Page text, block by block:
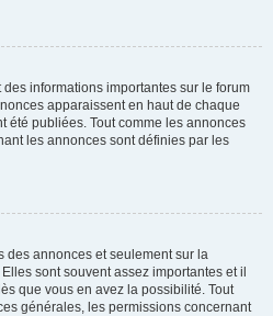
informations importantes sur le forum
apparaissent en haut de chaque
été publiées. Tout comme les annonces
les annonces sont définies par les
des annonces et seulement sur la
sont souvent assez importantes et il
que vous en avez la possibilité. Tout
générales, les permissions concernant